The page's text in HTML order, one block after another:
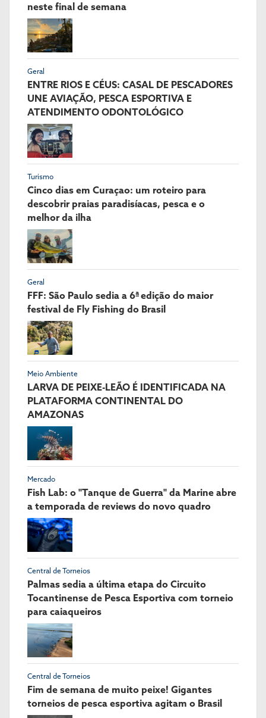
neste final de semana
Geral
ENTRE RIOS E CÉUS: CASAL DE PESCADORES
UNE AVIAÇÃO, PESCA ESPORTIVA E
ATENDIMENTO ODONTOLÓGICO
Turismo
Cinco dias em Curaçao: um roteiro para
descobrir praias paradisíacas, pesca e o
melhor da ilha
Geral
FFF: São Paulo sedia a 6ª edição do maior
festival de Fly Fishing do Brasil
Meio Ambiente
LARVA DE PEIXE-LEÃO É IDENTIFICADA NA
PLATAFORMA CONTINENTAL DO
AMAZONAS
Mercado
Fish Lab: o "Tanque de Guerra" da Marine abre
a temporada de reviews do novo quadro
Central de Torneios
Palmas sedia a última etapa do Circuito
Tocantinense de Pesca Esportiva com torneio
para caiaqueiros
Central de Torneios
Fim de semana de muito peixe! Gigantes
torneios de pesca esportiva agitam o Brasil